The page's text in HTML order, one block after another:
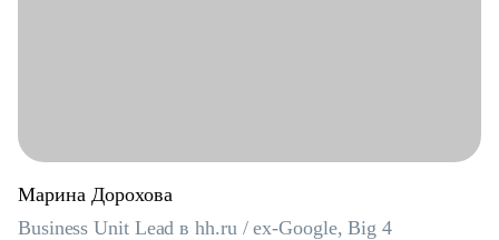
Марина Дорохова
Business Unit Lead в hh.ru / ex-Google, Big 4